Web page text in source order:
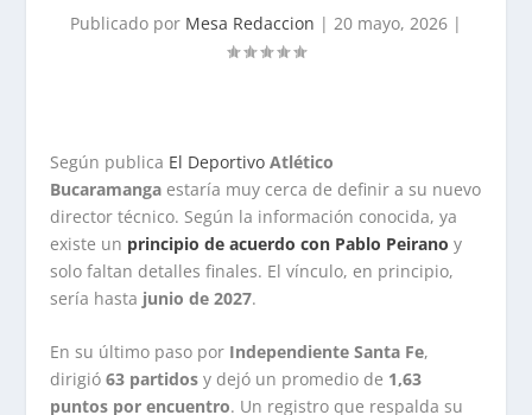
Publicado por Mesa Redaccion | 20 mayo, 2026 |
Según publica El DeportivoAtlético
Bucaramanga estaría muy cerca de definir a su nuevo
director técnico. Según la información conocida, ya
existe un principio de acuerdo con Pablo Peirano y
solo faltan detalles finales. El vínculo, en principio,
sería hasta junio de 2027.
En su último paso por Independiente Santa Fe,
dirigió63 partidos y dejó un promedio de 1,63
puntos por encuentro. Un registro que respalda su